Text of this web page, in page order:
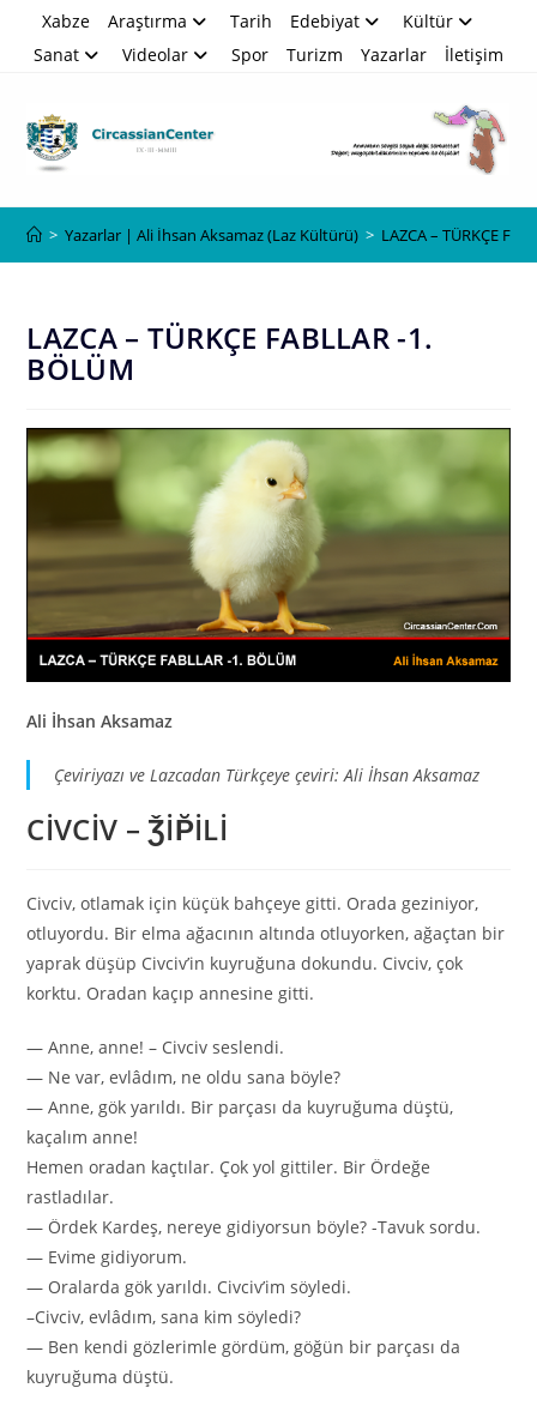
Xabze Araştırma Tarih Edebiyat
Kültür
Sanat
Videolar Spor Turizm Yazarlar İletişim
> Yazarlar | Ali İhsan Aksamaz (Laz Kültürü) > LAZCA – TÜRKÇE
LAZCA – TÜRKÇE FABLLAR -1.
BÖLÜM
Ali İhsan Aksamaz
Çeviriyazı ve Lazcadan Türkçeye çeviri: Ali İhsan Aksamaz
CİVCİV – ǮİP̆İLİ
Civciv, otlamak için küçük bahçeye gitti. Orada geziniyor,
otluyordu. Bir elma ağacının altında otluyorken, ağaçtan bir
yaprak düşüp Civciv’in kuyruğuna dokundu. Civciv, çok
korktu. Oradan kaçıp annesine gitti.
— Anne, anne! – Civciv seslendi.
— Ne var, evlâdım, ne oldu sana böyle?
— Anne, gök yarıldı. Bir parçası da kuyruğuma düştü,
kaçalım anne!
Hemen oradan kaçtılar. Çok yol gittiler. Bir Ördeğe
rastladılar.
— Ördek Kardeş, nereye gidiyorsun böyle? -Tavuk sordu.
— Evime gidiyorum.
— Oralarda gök yarıldı. Civciv’im söyledi.
–Civciv, evlâdım, sana kim söyledi?
— Ben kendi gözlerimle gördüm, göğün bir parçası da
kuyruğuma düştü.